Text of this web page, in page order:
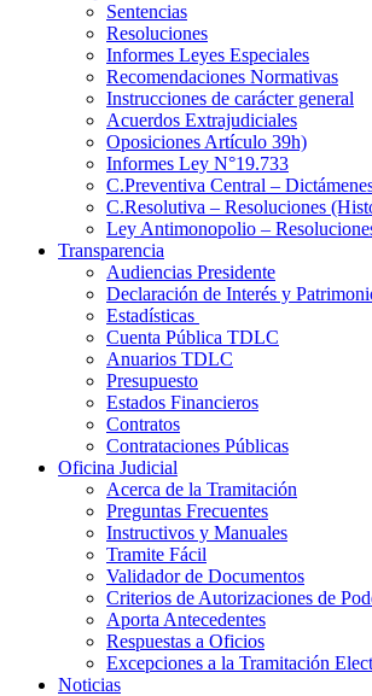
Sentencias
Resoluciones
Informes Leyes Especiales
Recomendaciones Normativas
Instrucciones de carácter general
Acuerdos Extrajudiciales
Oposiciones Artículo 39h)
Informes Ley N°19.733
C.Preventiva Central –
C.Resolutiva – Resoluciones
Ley Antimonopolio –
Transparencia
Audiencias Presidente
Declaración de Interés y
Estadísticas
Cuenta Pública TDLC
Anuarios TDLC
Presupuesto
Estados Financieros
Contratos
Contrataciones Públicas
Oficina Judicial
Acerca de la Tramitación
Preguntas Frecuentes
Instructivos y Manuales
Tramite Fácil
Validador de Documentos
Criterios de Autorizaciones de
Aporta Antecedentes
Respuestas a Oficios
Excepciones a la Tramitación
Noticias